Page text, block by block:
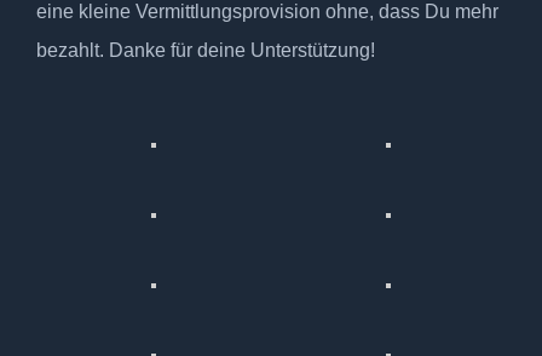
eine kleine Vermittlungsprovision ohne, dass Du mehr
bezahlt. Danke für deine Unterstützung!